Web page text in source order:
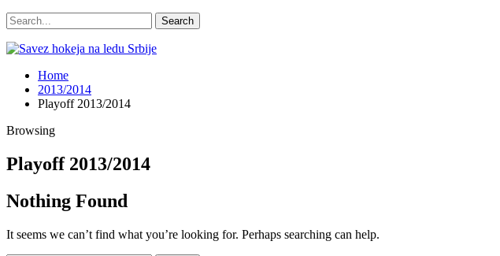
Home
2013/2014
Playoff 2013/2014
Browsing
Playoff 2013/2014
Nothing Found
It seems we can’t find what you’re looking for. Perhaps searching can help.